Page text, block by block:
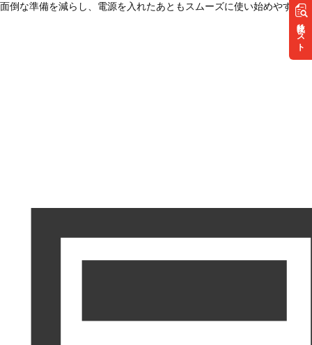
リスト
面倒な準備を減らし、電源を入れたあともスムーズに使い始めやすい